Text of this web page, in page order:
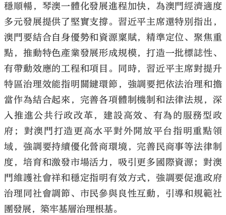
穩順暢，琴澳一體化發展進程加快，為澳門經濟適度
多元發展提供了堅實支撐。習近平主席還特別指出，
澳門要結合自身優勢和資源稟賦，精準定位、聚焦重
點，推動特色產業發展形成規模，打造一批標誌性、
有帶動效應的工程和項目。同時，習近平主席對提升
特區治理效能指明關鍵環節，強調要把依法治理和擔
當作為結合起來，完善各項體制機制和法律法規，深
入推進公共行政改革，建設高效、有為的服務型政
府；對澳門打造更高水平對外開放平台指明重點領
域，強調要持續優化營商環境，完善民商事等法律制
度，培育和激發市場活力，吸引更多國際資源；對澳
門維護社會祥和穩定指明有效方式，強調要促進政府
治理同社會調節、市民參與良性互動，引導和規範社
團發展，築牢基層治理根基。